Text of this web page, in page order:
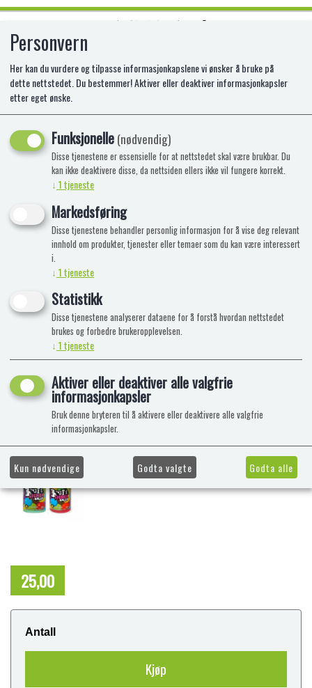
BRAIN LICKER BALLS
25,00
Antall
Kjøp
Personvern
Her kan du vurdere og tilpasse informasjonkapslene vi ønsker å bruke på
dette nettstedet. Du bestemmer! Aktiver eller deaktiver informasjonkapsler
etter eget ønske.
Funksjonelle(nødvendig)
Disse tjenestene er essensielle for at nettstedet skal være brukbar. Du
kan ikke deaktivere disse, da nettsiden ellers ikke vil fungere korrekt.
↓ 1tjeneste
Markedsføring
Disse tjenestene behandler personlig informasjon for å vise deg relevant
innhold om produkter, tjenester eller temaer som du kan være interessert
i.
↓ 1tjeneste
Statistikk
Disse tjenestene analyserer dataene for å forstå hvordan nettstedet
brukes og forbedre brukeropplevelsen.
↓ 1tjeneste
Aktiver eller deaktiver alle valgfrie
informasjonkapsler
Bruk denne bryteren til å aktivere eller deaktivere alle valgfrie
informasjonkapsler.
Kun nødvendige Godta valgte Godta alle